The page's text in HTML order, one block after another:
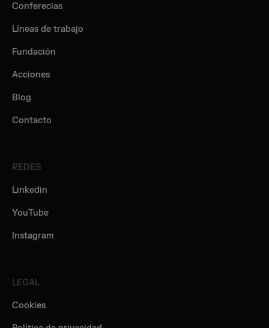
Conferecias
Líneas de trabajo
Fundación
Acciones
Blog
Contacto
REDES
Linkedin
YouTube
Instagram
LEGAL
Cookies